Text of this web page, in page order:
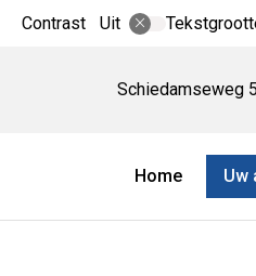
Contrast Uit
Schiedamseweg
Hoofdmenu
Home
Uw